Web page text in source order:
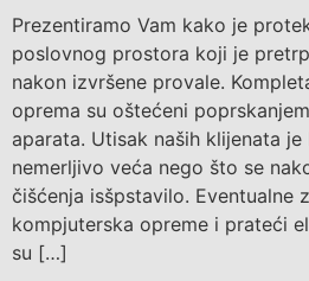
Prezentiramo Vam kako je
poslovnog prostora koji je
nakon izvršene provale.
oprema su oštećeni
aparata. Utisak naših klijenata
nemerljivo veća nego što se
čišćenja isšpstavilo. Eventualne
kompjuterska opreme i prateći
su […]